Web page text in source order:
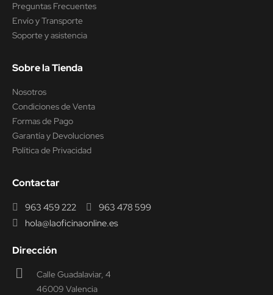
Preguntas Frecuentes
Envío y Transporte
Soporte y asistencia
Sobre la Tienda
Nosotros
Condiciones de Venta
Formas de Pago
Garantía y Devoluciones
Política de Privacidad
Contactar
963 459 222
963 478 599
hola@laoficinaonline.es
Dirección
Calle Guadalaviar, 4
46009 Valencia